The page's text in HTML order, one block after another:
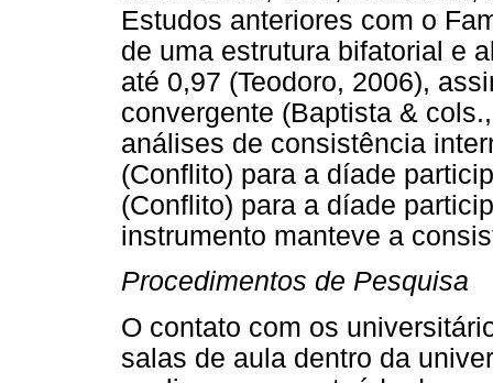
Estudos anteriores com o
de uma estrutura bifatorial e
até 0,97 (Teodoro, 2006),
convergente (Baptista &
análises de consistência
(Conflito) para a díade
(Conflito) para a díade
instrumento manteve a
Procedimentos de Pesquisa
O contato com os
salas de aula dentro da